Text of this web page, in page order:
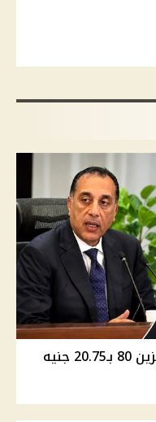
أسعار الوقود في مصر اليوم .. بنزين 80 بـ20.75 جنيه